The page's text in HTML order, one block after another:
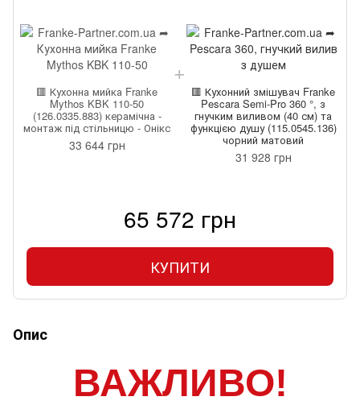
🟥 Кухонна мийка Franke
Mythos KBK 110-50
(126.0335.883) керамічна -
монтаж під стільницю - Онікс
33 644 грн
🟥 Кухонний змішувач Franke
Pescara Semi-Pro 360 °, з
гнучким виливом (40 см) та
функцією душу (115.0545.136)
чорний матовий
31 928 грн
65 572 грн
КУПИТИ
Опис
ВАЖЛИВО!